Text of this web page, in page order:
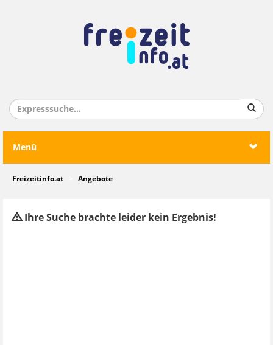
Menü
Freizeitinfo.at Angebote
Ihre Suche brachte leider kein Ergebnis!